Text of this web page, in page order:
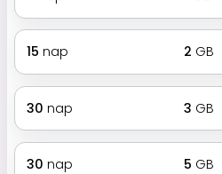
15 nap 2 GB
30 nap 3 GB
30 nap 5 GB